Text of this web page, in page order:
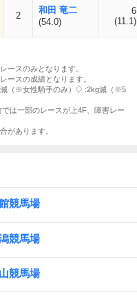
2
和田 竜二
(54.0)
6
(11.1)
ースのみとなります。
ースの成績となります。
（※女性騎手のみ）
:2kg減（※5
は一部のレースが上4F、障害レー
があります。
競馬場
競馬場
競馬場